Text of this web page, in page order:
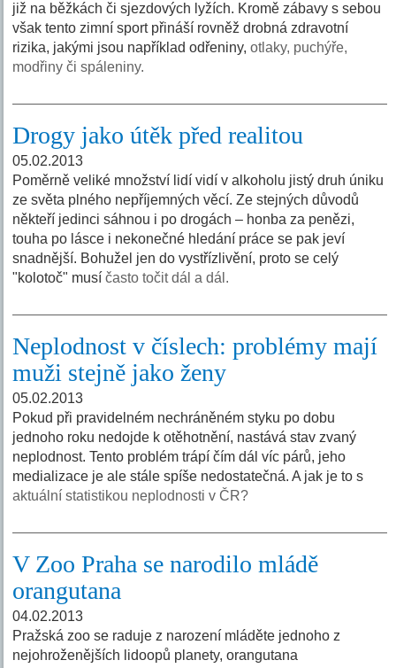
již na běžkách či sjezdových lyžích. Kromě zábavy s sebou
však tento zimní sport přináší rovněž drobná zdravotní
rizika, jakými jsou například odřeniny,otlaky, puchýře,
modřiny či spáleniny.
Drogy jako útěk před realitou
05.02.2013
Poměrně veliké množství lidí vidí v alkoholu jistý druh úniku
ze světa plného nepříjemných věcí. Ze stejných důvodů
někteří jedinci sáhnou i po drogách – honba za penězi,
touha po lásce i nekonečné hledání práce se pak jeví
snadnější. Bohužel jen do vystřízlivění, proto se celý
"kolotoč" musíčasto točit dál a dál.
Neplodnost v číslech: problémy mají
muži stejně jako ženy
05.02.2013
Pokud při pravidelném nechráněném styku po dobu
jednoho roku nedojde k otěhotnění, nastává stav zvaný
neplodnost. Tento problém trápí čím dál víc párů, jeho
medializace je ale stále spíše nedostatečná. A jak je to s
aktuální statistikou neplodnosti v ČR?
V Zoo Praha se narodilo mládě
orangutana
04.02.2013
Pražská zoo se raduje z narození mláděte jednoho z
nejohroženějších lidoopů planety, orangutana